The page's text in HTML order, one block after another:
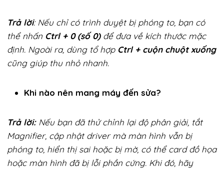
Trả lời: Nếu chỉ có trình duyệt bị phóng to, bạn có
thể nhấn Ctrl + 0 (số 0)để đưa về kích thước mặc
định. Ngoài ra, dùng tổ hợp Ctrl + cuộn chuột xuống
cũng giúp thu nhỏ nhanh.
Khi nào nên mang máy đến sửa?
Trả lời:Nếu bạn đã thử chỉnh lại độ phân giải, tắt
Magnifier, cập nhật driver mà màn hình vẫn bị
phóng to, hiển thị sai hoặc bị mờ, có thể card đồ họa
hoặc màn hình đã bị lỗi phần cứng. Khi đó, hãy